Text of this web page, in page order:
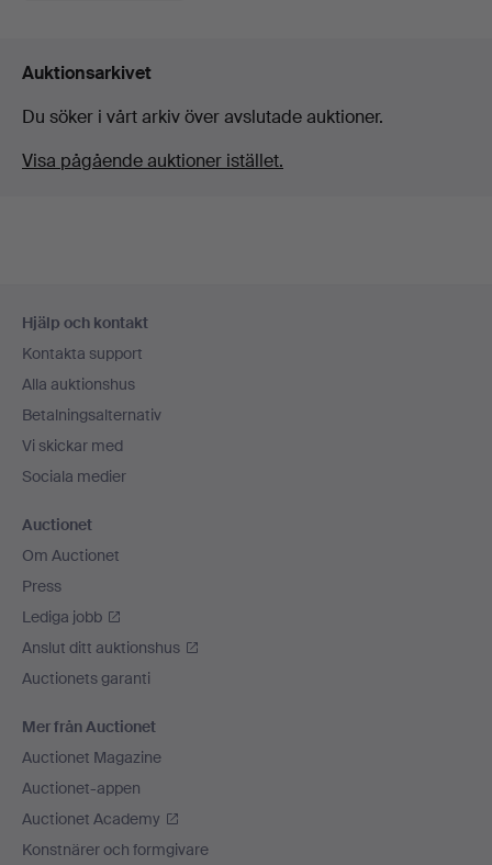
Auktionsarkivet
Du söker i vårt arkiv över avslutade auktioner.
Visa pågående auktioner istället.
Hjälp och kontakt
Kontakta support
Alla auktionshus
Betalningsalternativ
Vi skickar med
Sociala medier
Auctionet
Om Auctionet
Press
Lediga jobb
Anslut ditt auktionshus
Auctionets garanti
Mer från Auctionet
Auctionet Magazine
Auctionet-appen
Auctionet Academy
Konstnärer och formgivare